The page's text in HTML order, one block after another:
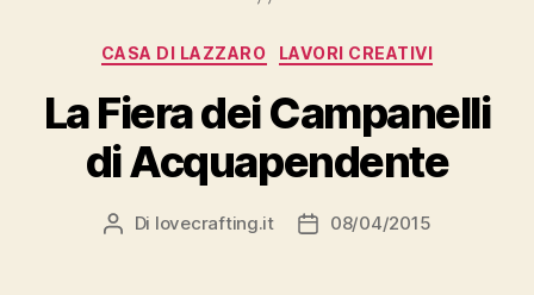
Categorie
CASA DI LAZZARO LAVORI CREATIVI
La Fiera dei Campanelli
di Acquapendente
Autore
Di lovecrafting.it
Data08/04/2015